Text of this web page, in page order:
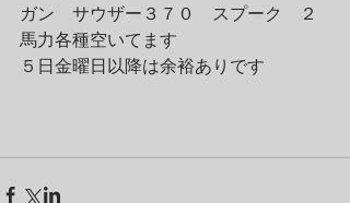
ガン　サウザー３７０　スプーク　２
馬力各種空いてます
５日金曜日以降は余裕ありです